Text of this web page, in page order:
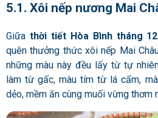
5.1. Xôi nếp nương Mai
Giữa thời tiết Hòa Bình tháng 12
quên thưởng thức xôi nếp Mai
những màu này đều lấy từ tự
làm từ gấc, màu tím từ lá cẩm,
dẻo, mềm ăn cùng muối vừng thơm